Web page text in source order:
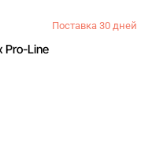
Поставка 30 дней
Pro-Line